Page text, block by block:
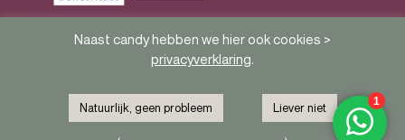
Naast candy hebben we hier ook cookies >
privacyverklaring.
Natuurlijk, geen probleem Liever niet